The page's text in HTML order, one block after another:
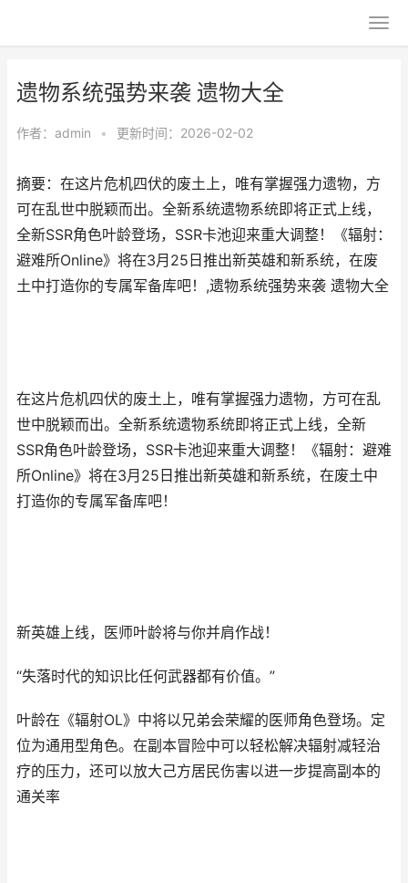
遗物系统强势来袭 遗物大全
作者： admin • 更新时间：2026-02-02
摘要：​在这片危机四伏的废土上，唯有掌握强力遗物，方
可在乱世中脱颖而出。全新系统遗物系统即将正式上线，
全新SSR角色叶龄登场，SSR卡池迎来重大调整！《辐射：
避难所Online》将在3月25日推出新英雄和新系统，在废
土中打造你的专属军备库吧！,遗物系统强势来袭 遗物大全
在这片危机四伏的废土上，唯有掌握强力遗物，方可在乱
世中脱颖而出。全新系统遗物系统即将正式上线，全新
SSR角色叶龄登场，SSR卡池迎来重大调整！《辐射：避难
所Online》将在3月25日推出新英雄和新系统，在废土中
打造你的专属军备库吧！
新英雄上线，医师叶龄将与你并肩作战！
“失落时代的知识比任何武器都有价值。”
叶龄在《辐射OL》中将以兄弟会荣耀的医师角色登场。定
位为通用型角色。在副本冒险中可以轻松解决辐射减轻治
疗的压力，还可以放大己方居民伤害以进一步提高副本的
通关率